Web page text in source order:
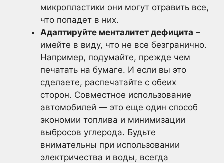
микропластики они могут отравить все,
что попадет в них.
Адаптируйте менталитет дефицита –
имейте в виду, что не все безгранично.
Например, подумайте, прежде чем
печатать на бумаге. И если вы это
сделаете, распечатайте с обеих
сторон. Совместное использование
автомобилей — это еще один способ
экономии топлива и минимизации
выбросов углерода. Будьте
внимательны при использовании
электричества и воды, всегда